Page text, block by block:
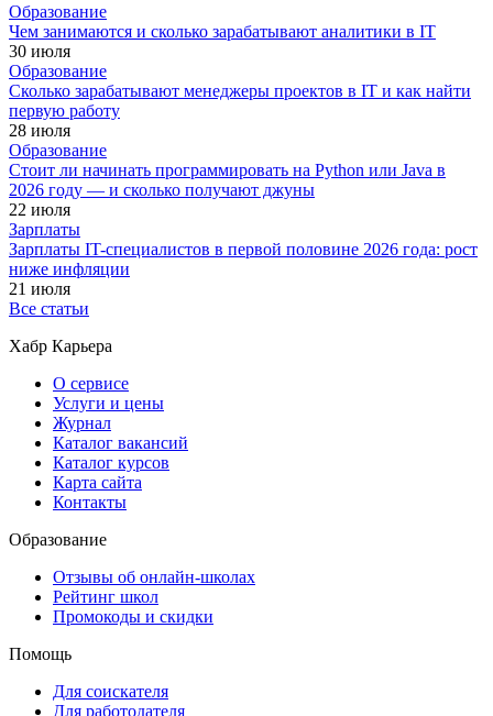
Образование
Чем занимаются и сколько зарабатывают аналитики в IT
30 июля
Образование
Сколько зарабатывают менеджеры проектов в IT и как найти
первую работу
28 июля
Образование
Стоит ли начинать программировать на Python или Java в
2026 году — и сколько получают джуны
22 июля
Зарплаты
Зарплаты IT-специалистов в первой половине 2026 года: рост
ниже инфляции
21 июля
Все статьи
Хабр Карьера
О сервисе
Услуги и цены
Журнал
Каталог вакансий
Каталог курсов
Карта сайта
Контакты
Образование
Отзывы об онлайн-школах
Рейтинг школ
Промокоды и скидки
Помощь
Для соискателя
Для работодателя